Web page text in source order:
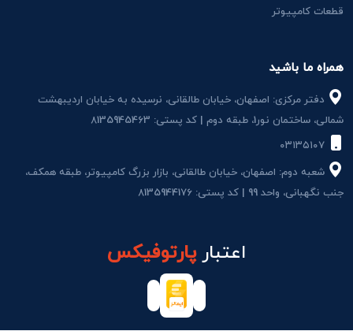
همراه ما باشید
دفتر مرکزی: اصفهان، خیابان طالقانی، نرسیده به خیابان اردیبهشت
شمالی، ساختمان نور1، طبقه دوم | کد پستی: 8135945463
شعبه دوم: اصفهان، خیابان طالقانی، بازار بزرگ کامپیوتر، طبقه همکف،
جنب نگهبانی، واحد 99 | کد پستی: 8135944176
قطعات کامپیوتر
اعتبارپارتوفیکس